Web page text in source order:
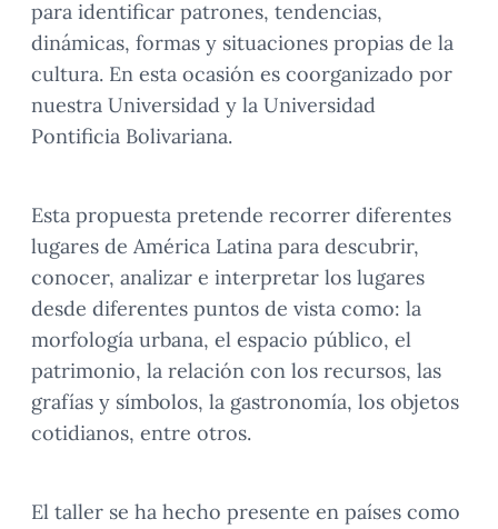
para identificar patrones, tendencias,
dinámicas, formas y situaciones propias de la
cultura. En esta ocasión es coorganizado por
nuestra Universidad y la Universidad
Pontificia Bolivariana.
Esta propuesta pretende recorrer diferentes
lugares de América Latina para descubrir,
conocer, analizar e interpretar los lugares
desde diferentes puntos de vista como: la
morfología urbana, el espacio público, el
patrimonio, la relación con los recursos, las
grafías y símbolos, la gastronomía, los objetos
cotidianos, entre otros.
El taller se ha hecho presente en países como